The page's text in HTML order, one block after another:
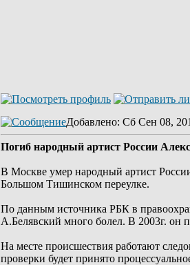
Добавлено: Сб Сен 08,
Погиб народный артист России
В Москве умер народный артист
Большом Тишинском переулке.
По данным источника РБК в
А.Белявский много болел. В 2003г. он
На месте происшествия работают
проверки будет принято